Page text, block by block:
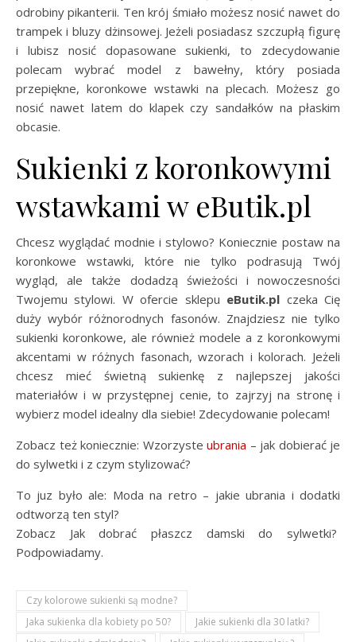
odrobiny pikanterii. Ten krój śmiało możesz nosić nawet do
trampek i bluzy dżinsowej. Jeżeli posiadasz szczupłą figurę
i lubisz nosić dopasowane sukienki, to zdecydowanie
polecam wybrać model z bawełny, który posiada
przepiękne, koronkowe wstawki na plecach. Możesz go
nosić nawet latem do klapek czy sandałków na płaskim
obcasie.
Sukienki z koronkowymi
wstawkami w eButik.pl
Chcesz wyglądać modnie i stylowo? Koniecznie postaw na
koronkowe wstawki, które nie tylko podrasują Twój
wygląd, ale także dodadzą świeżości i nowoczesności
Twojemu stylowi. W ofercie sklepu eButik.pl czeka Cię
duży wybór różnorodnych fasonów. Znajdziesz nie tylko
sukienki koronkowe, ale również modele a z koronkowymi
akcentami w różnych fasonach, wzorach i kolorach. Jeżeli
chcesz mieć świetną sukienkę z najlepszej jakości
materiałów i w przystępnej cenie, to zajrzyj na stronę i
wybierz model idealny dla siebie! Zdecydowanie polecam!
Zobacz też koniecznie: Wzorzyste ubrania – jak dobierać je
do sylwetki i z czym stylizować?
To juz było ale: Moda na retro – jakie ubrania i dodatki
odtworzą ten styl?
Zobacz Jak dobrać płaszcz damski do sylwetki?
Podpowiadamy.
Czy kolorowe sukienki są modne?
Jaka sukienka dla kobiety po 50?
Jakie sukienki dla 30 latki?